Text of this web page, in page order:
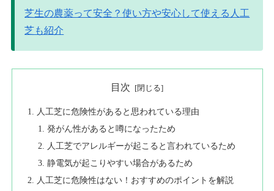
芝生の農薬って安全？使い方や安心して使える人工
芝も紹介
目次
人工芝に危険性があると思われている理由
発がん性があると噂になったため
人工芝でアレルギーが起こると言われているため
静電気が起こりやすい場合があるため
人工芝に危険性はない！おすすめのポイントを解説